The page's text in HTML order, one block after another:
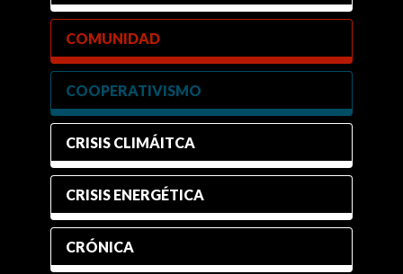
COMUNIDAD
COOPERATIVISMO
CRISIS CLIMÁITCA
CRISIS ENERGÉTICA
CRÓNICA